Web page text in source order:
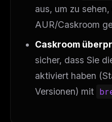
aus, um zu
AUR/Caskroom
Caskroom
sicher, dass Sie
aktiviert haben
Versionen) mit